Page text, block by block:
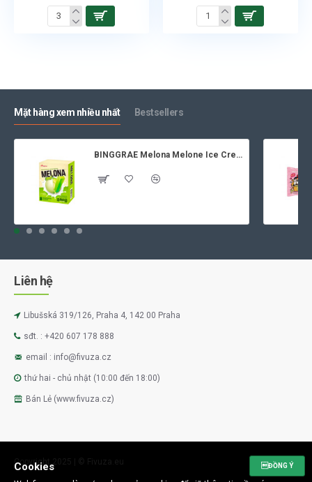
Mặt hàng xem nhiều nhất Bestsellers
BINGGRAE Melona Melone Ice Cream 8x70ml
Liên hệ
Libušská 319/126, Praha 4, 142 00 Praha
sđt. : +420 607 178 888
email : info@fivuza.cz
thứ hai - chủ nhật (10:00 đến 18:00)
Bán Lẻ (www.fivuza.cz)
Copyright 2025 | © Fivuza.eu ĐỒNG Ý
Cookies